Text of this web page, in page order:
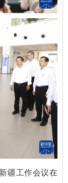
疆工作会议在